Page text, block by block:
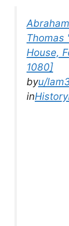
Thomas
House,
1080]
byu/
in